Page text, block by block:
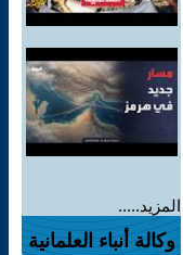
المزيد.....
وكالة أنباء العلمانية